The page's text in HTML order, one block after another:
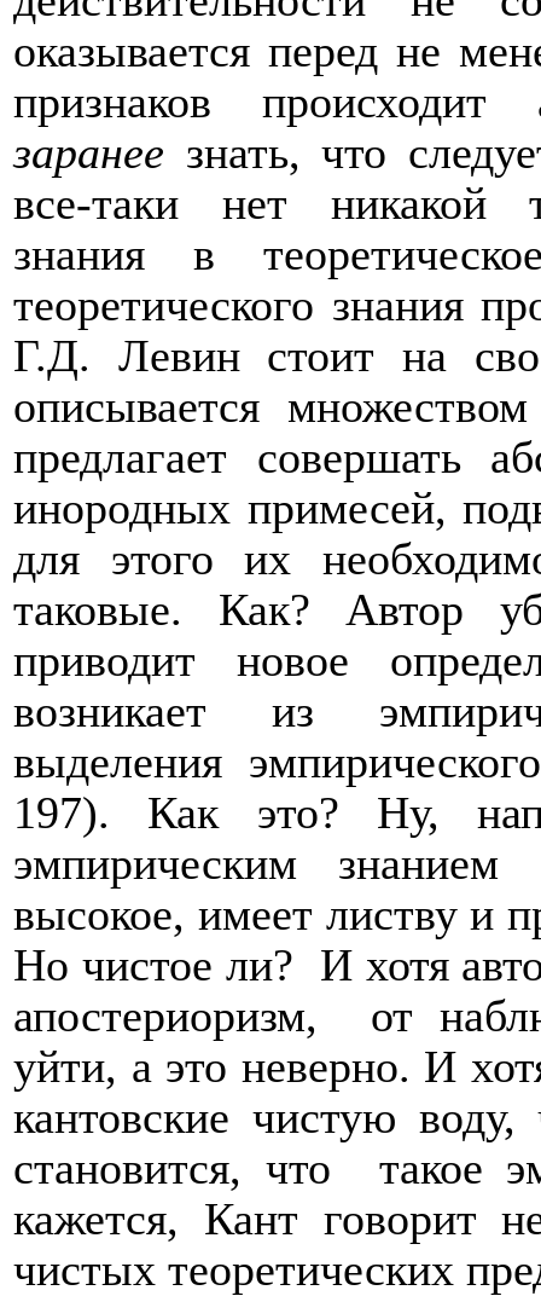
оказывается перед не
признаков происходит
заранее знать, что
все-таки нет никакой
знания в
теоретического знания
Г.Д. Левин стоит на
описывается
предлагает совершать
инородных примесей,
для этого их
таковые. Как? Автор
приводит новое
возникает из
выделения
197). Как это? Ну,
эмпирическим
высокое, имеет листву и
Но чистое ли? И хотя
апостериоризм,
от
уйти, а это неверно. И
кантовские чистую
становится, что
такое
кажется, Кант говорит
чистых теоретических